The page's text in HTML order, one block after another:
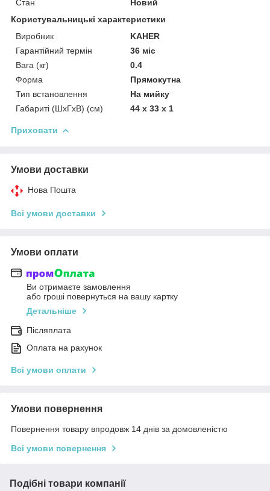
Стан
Новий
Користувальницькі характеристики
Виробник
KAHER
Гарантійний термін
36 міс
Вага (кг)
0.4
Форма
Прямокутна
Тип встановлення
На мийку
Габариті (ШхГхВ) (см)
44 х 33 х 1
Приховати
Умови доставки
Нова Пошта
Всі умови доставки
Умови оплати
Ви отримаєте замовлення
або гроші повернуться на вашу картку
Детальніше
Післяплата
Оплата на рахунок
Всі умови оплати
Умови повернення
Повернення товару впродовж 14 днів за домовленістю
Всі умови повернення
Подібні товари компанії